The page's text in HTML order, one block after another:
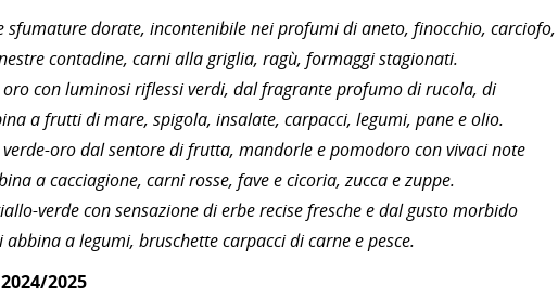
sfumature dorate, incontenibile nei profumi di aneto, finocchio, carciofo,
contadine, carni alla griglia, ragù, formaggi stagionati.
con luminosi riflessi verdi, dal fragrante profumo di rucola, di
a frutti di mare, spigola, insalate, carpacci, legumi, pane e olio.
oro dal sentore di frutta, mandorle e pomodoro con vivaci note
a cacciagione, carni rosse, fave e cicoria, zucca e zuppe.
verde con sensazione di erbe recise fresche e dal gusto morbido
a legumi, bruschette carpacci di carne e pesce.
2025